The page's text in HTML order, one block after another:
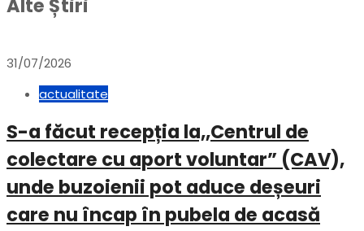
Alte Știri
31/07/2026
actualitate
S-a făcut recepția la,,Centrul de
colectare cu aport voluntar” (CAV),
unde buzoienii pot aduce deșeuri
care nu încap în pubela de acasă